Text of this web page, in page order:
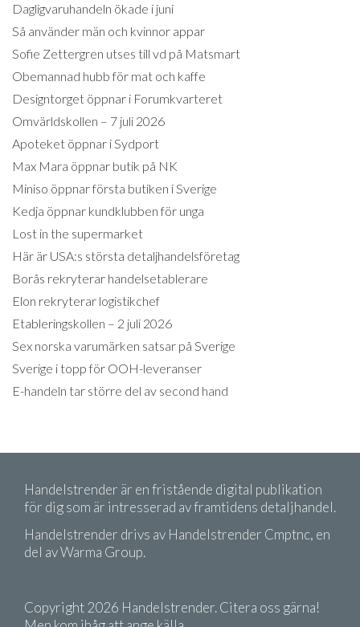
Dagligvaruhandeln ökade i juni
Så använder män och kvinnor appar
Sofie Zettergren utses till vd på Matsmart
Obemannad hubb för mat och kaffe
Designtorget öppnar i Forumkvarteret
Omvärldskollen – 7 juli 2026
Apoteket öppnar i Sydport
Max Mara öppnar butik på NK
Miniso öppnar första butiken i Sverige
Kedja öppnar kundklubben för unga
Lost in the supermarket
Här är USA:s största detaljhandelsföretag
Borås rekryterar handelsetablerare
Elon rekryterar logistikchef
Etableringskollen – 2 juli 2026
Sex norska varumärken satsar på Sverige
Sverige i topp för OOH-leveranser
E-handeln tar större del av second hand
Handelstrender är en fristående digital publikation
för dig som är intresserad av framtidens detaljhandel.
Handelstrender drivs av Handelstrender Cmptnc, en
del av Warma Group.
Copyright 2026 Handelstrender. Citera oss gärna!